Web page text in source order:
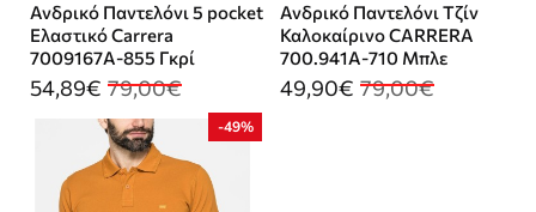
Ανδρικό Παντελόνι 5 pocket
Ελαστικό Carrera
7009167Α-855 Γκρί
54,89€ 79,00€
Ανδρικό Παντελόνι Τζίν
Καλοκαίρινο CARRERA
700.941A-710 Μπλε
49,90€ 79,00€
-49%